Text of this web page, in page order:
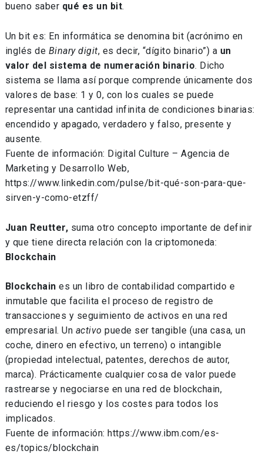
bueno saber qué es un bit.
Un bit es: En informática se denomina bit (acrónimo en
inglés de Binary digit, es decir, “dígito binario”) a un
valor del sistema de numeración binario. Dicho
sistema se llama así porque comprende únicamente dos
valores de base: 1 y 0, con los cuales se puede
representar una cantidad infinita de condiciones binarias:
encendido y apagado, verdadero y falso, presente y
ausente.
Fuente de información: Digital Culture – Agencia de
Marketing y Desarrollo Web,
https://www.linkedin.com/pulse/bit-qué-son-para-que-
sirven-y-como-etzff/
Juan Reutter, suma otro concepto importante de definir
y que tiene directa relación con la criptomoneda:
Blockchain
Blockchaines un libro de contabilidad compartido e
inmutable que facilita el proceso de registro de
transacciones y seguimiento de activos en una red
empresarial. Un activo puede ser tangible (una casa, un
coche, dinero en efectivo, un terreno) o intangible
(propiedad intelectual, patentes, derechos de autor,
marca). Prácticamente cualquier cosa de valor puede
rastrearse y negociarse en una red de blockchain,
reduciendo el riesgo y los costes para todos los
implicados.
Fuente de información: https://www.ibm.com/es-
es/topics/blockchain